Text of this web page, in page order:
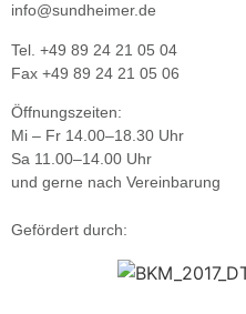
info@sundheimer.de
Tel. +49 89 24 21 05 04
Fax +49 89 24 21 05 06
Öffnungszeiten:
Mi – Fr 14.00–18.30 Uhr
Sa 11.00–14.00 Uhr
und gerne nach Vereinbarung
Gefördert durch: